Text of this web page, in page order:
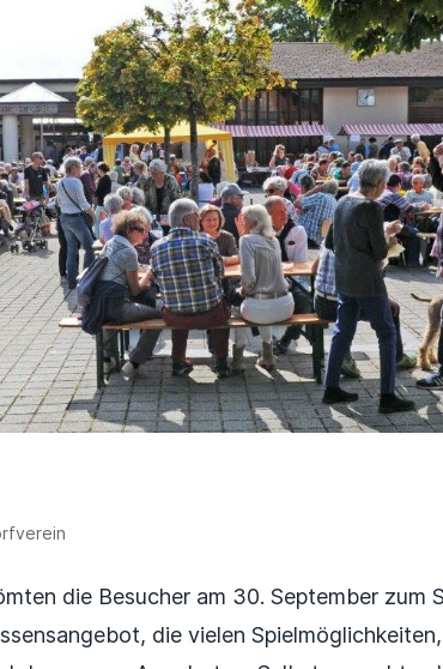
die Besucher am 30. September zum
die vielen